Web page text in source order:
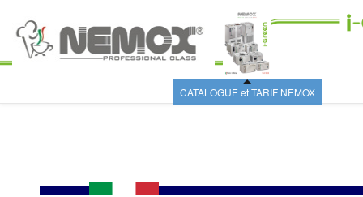
CATALOGUE et TARIF NEMOX